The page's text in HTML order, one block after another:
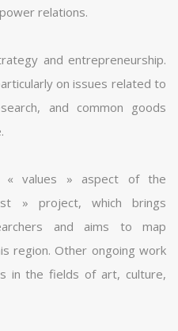
relations.
and entrepreneurship.
on issues related to
and common goods
« values » aspect of the
» project, which brings
and aims to map
region. Other ongoing work
in the fields of art, culture,